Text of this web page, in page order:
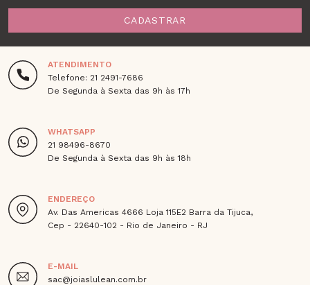
CADASTRAR
ATENDIMENTO
Telefone: 21 2491-7686
De Segunda à Sexta das 9h às 17h
WHATSAPP
21 98496-8670
De Segunda à Sexta das 9h às 18h
ENDEREÇO
Av. Das Americas 4666 Loja 115E2 Barra da Tijuca,
Cep - 22640-102 - Rio de Janeiro - RJ
E-MAIL
sac@joiaslulean.com.br